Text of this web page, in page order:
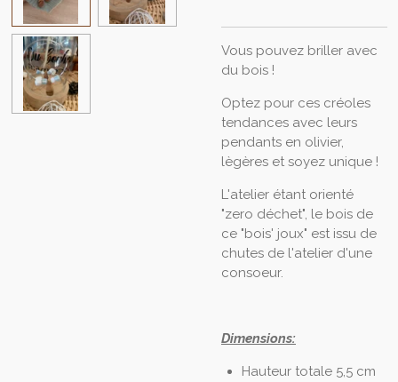
Vous pouvez briller avec
du bois !
Optez pour ces créoles
tendances avec leurs
pendants en olivier,
lègères et soyez unique !
L'atelier étant orienté
"zero déchet", le bois de
ce "bois' joux" est issu de
chutes de l'atelier d'une
consoeur.
Dimensions:
Hauteur totale 5,5 cm